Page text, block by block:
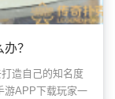
？
造自己的知名度
游APP下载玩家一